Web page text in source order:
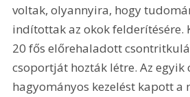
voltak, olyannyira, hogy
indítottak az okok felderítésére.
20 fős előrehaladott
csoportját hozták létre. Az egyik
hagyományos kezelést kapott a